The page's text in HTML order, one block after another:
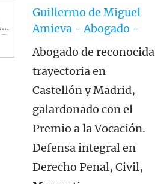
Guillermo de Miguel
Amieva - Abogado -
Abogado de reconocida
trayectoria en
Castellón y Madrid,
galardonado con el
Premio a la Vocación.
Defensa integral en
Derecho Penal, Civil,